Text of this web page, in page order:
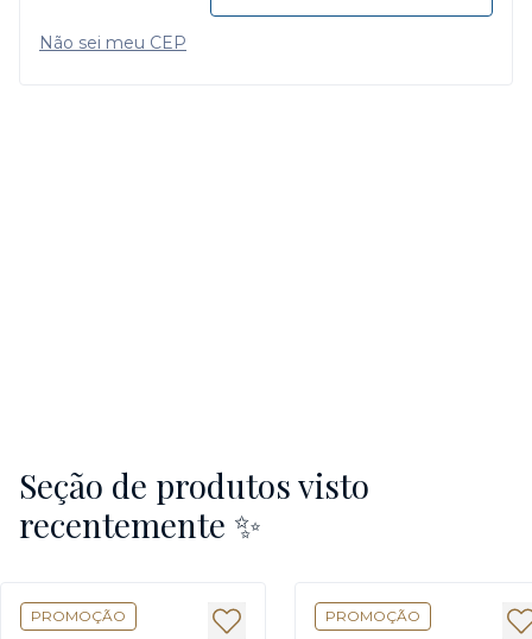
Não sei meu CEP
Seção de produtos visto
recentemente ✨
PROMOÇÃO PROMOÇÃO